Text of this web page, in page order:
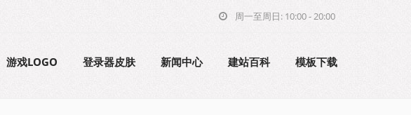
周一至周日: 10:00 - 20:00
游戏LOGO 登录器皮肤 新闻中心 建站百科 模板下载